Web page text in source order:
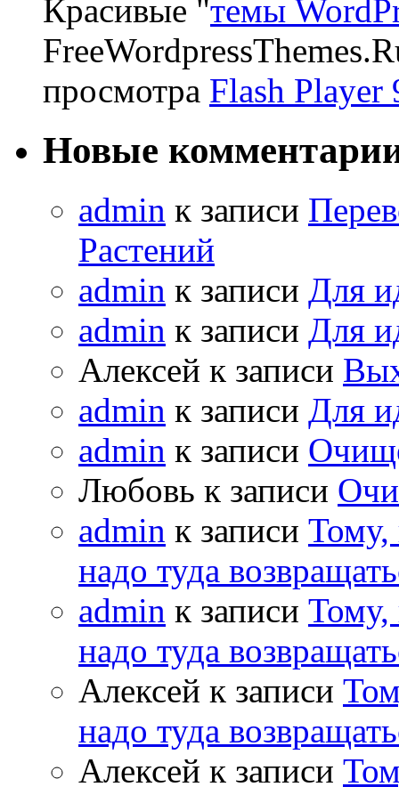
Красивые "темы
просмотра Flash Player
Новые
admin к записи
Растений
admin к записи Для
admin к записи Для
Алексей к записи
admin к записи Для
admin к записи
Любовь к записи
admin к записи Тому,
надо туда
admin к записи Тому,
надо туда
Алексей к записи
надо туда
Алексей к записи